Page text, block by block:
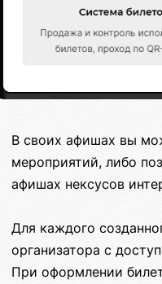
В своих афишах вы
мероприятий, либо
афишах нексусов
Для каждого
организатора с
При оформлении